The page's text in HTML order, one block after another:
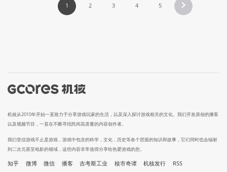
1 2 3 4 5
机核从2010年开始一直致力于分享游戏玩家的生活，以及深入探讨游戏相关的文化。我们开发原创的播客
以及视频节目，一直在不断寻找民间高质量的内容创作者。
我们坚信游戏不止是游戏，游戏中包含的科学，文化，历史等各个层面的知识和故事，它们同时也会辐射
到二次元甚至电影的领域，这些内容非常值得分享给热爱游戏的您。
知乎 微博 微信 播客 吉考斯工业 核市奇谭 机核发行 RSS